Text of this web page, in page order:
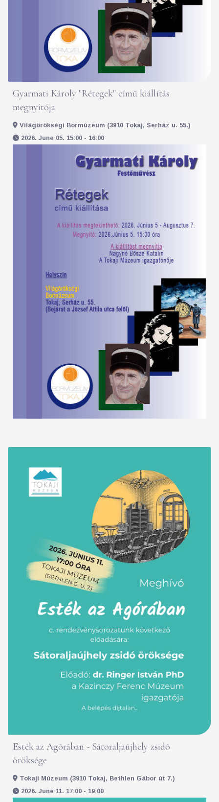
Gyarmati Károly "Rétegek" című kiállítás
megnyitója
Világörökségi Bormúzeum (3910 Tokaj, Serház u. 55.)
2026. June 05. 15:00 - 16:00
Esték az Agórában - Sátoraljaújhely zsidó
öröksége
Tokaji Múzeum (3910 Tokaj, Bethlen Gábor út 7.)
2026. June 11. 17:00 - 19:00